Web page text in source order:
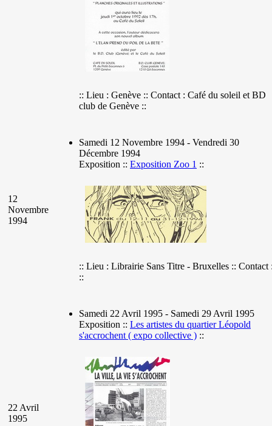
:: Lieu : Genève :: Contact : Café du soleil et BD
club de Genève ::
12
Novembre
1994
Samedi 12 Novembre 1994 - Vendredi 30
Décembre 1994
Exposition :: Exposition Zoo 1 ::
:: Lieu : Librairie Sans Titre - Bruxelles :: Contact
::
22 Avril
1995
Samedi 22 Avril 1995 - Samedi 29 Avril 1995
Exposition :: Les artistes du quartier Léopold
s'accrochent ( expo collective ) ::